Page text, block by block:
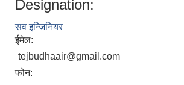
Designation:
सव इन्जिनियर
ईमेल:
tejbudhaair@gmail.com
फोन: